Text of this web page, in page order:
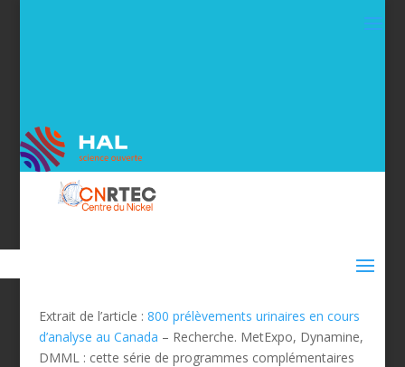
Extrait de l’article : 800 prélèvements urinaires en cours
d’analyse au Canada – Recherche. MetExpo, Dynamine,
DMML : cette série de programmes complémentaires